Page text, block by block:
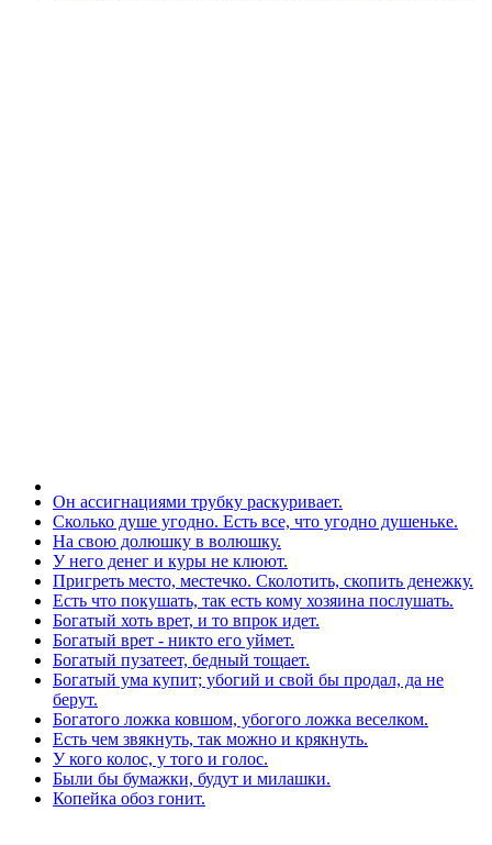
Он ассигнациями трубку раскуривает.
Сколько душе угодно. Есть все, что угодно душеньке.
На свою долюшку в волюшку.
У него денег и куры не клюют.
Пригреть место, местечко. Сколотить, скопить денежку.
Есть что покушать, так есть кому хозяина послушать.
Богатый хоть врет, и то впрок идет.
Богатый врет - никто его уймет.
Богатый пузатеет, бедный тощает.
Богатый ума купит; убогий и свой бы продал, да не
берут.
Богатого ложка ковшом, убогого ложка веселком.
Есть чем звякнуть, так можно и крякнуть.
У кого колос, у того и голос.
Были бы бумажки, будут и милашки.
Копейка обоз гонит.